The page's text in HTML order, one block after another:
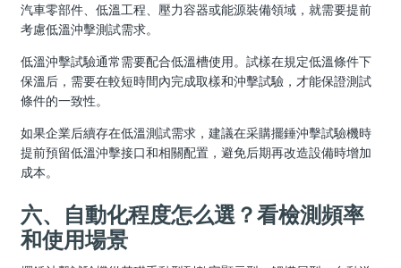
汽車零部件、低溫工程、壓力容器或能源裝備領域，就需要提前
考慮低溫沖擊測試需求。
低溫沖擊試驗通常需要配合低溫槽使用。試樣在規定低溫條件下
保溫后，需要在較短時間內完成取樣和沖擊試驗，才能保證測試
條件的一致性。
如果企業后續存在低溫測試需求，建議在采購擺錘沖擊試驗機時
提前預留低溫沖擊接口和相關配置，避免后期再改造設備時增加
成本。
六、自動化程度怎么選？看檢測頻率
和使用場景